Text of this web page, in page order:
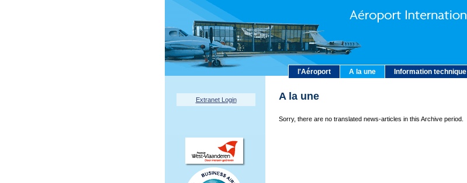
l'Aéroport A la une Information technique
Extranet Login A la une
Sorry, there are no translated news-articles in this Archive period.